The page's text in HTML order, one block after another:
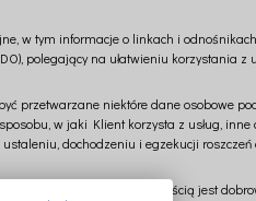
w tym informacje o linkach i
polegający na ułatwieniu korzystania
przetwarzane niektóre dane osobowe
w jaki Klient korzysta z usług,
ustaleniu, dochodzeniu i egzekucji
z ograniczoną odpowiedzialnością jest